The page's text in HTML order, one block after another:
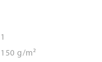
g/m²